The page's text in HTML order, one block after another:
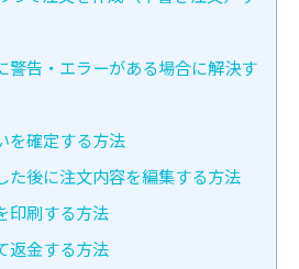
警告・エラーがある場合に解決す
を確定する方法
た後に注文内容を編集する方法
印刷する方法
返金する方法